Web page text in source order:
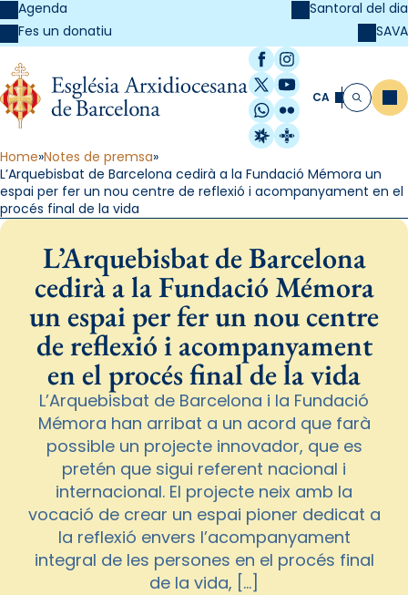
Agenda
Fes un donatiu
Santoral del dia
SAVA
Facebook
Instagram
X / Twitter
YouTube
WhatsApp
Flickr
Radio Estel
Catalunya
CA Cerca
Home Notes de premsa
L’Arquebisbat de Barcelona cedirà a la Fundació Mémora un
espai per fer un nou centre de reflexió i acompanyament en el
procés final de la vida
L’Arquebisbat de Barcelona
cedirà a la Fundació Mémora
un espai per fer un nou centre
de reflexió i acompanyament
en el procés final de la vida
L’Arquebisbat de Barcelona i la Fundació
Mémora han arribat a un acord que farà
possible un projecte innovador, que es
pretén que sigui referent nacional i
internacional. El projecte neix amb la
vocació de crear un espai pioner dedicat a
la reflexió envers l’acompanyament
integral de les persones en el procés final
de la vida, […]